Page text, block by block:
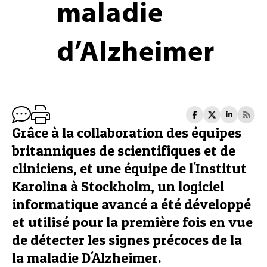
maladie
d’Alzheimer
Grâce à la collaboration des équipes
britanniques de scientifiques et de
cliniciens, et une équipe de l'Institut
Karolina à Stockholm, un logiciel
informatique avancé a été développé
et utilisé pour la première fois en vue
de détecter les signes précoces de la
la maladie D'Alzheimer.